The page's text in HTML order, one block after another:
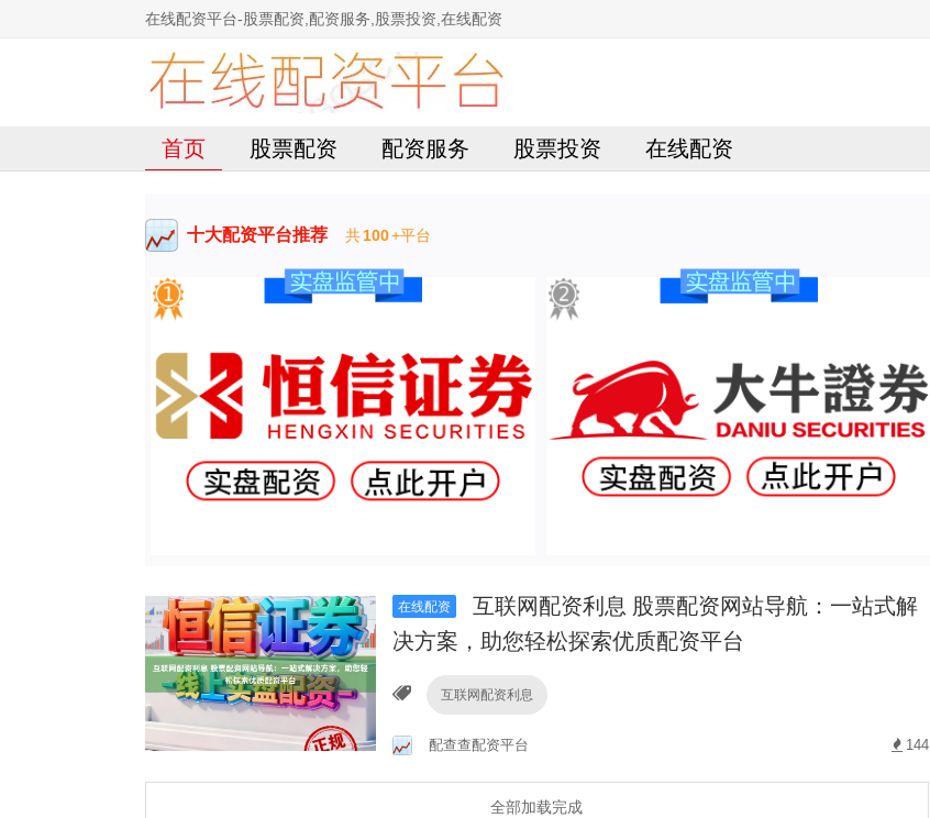
在线配资平台-股票配资,配资服务,股票投资,在线配资
首页 股票配资 配资服务 股票投资 在线配资
十大配资平台推荐 共100+平台
在线配资
互联网配资利息 股票配资网站导航：一站式解
决方案，助您轻松探索优质配资平台
互联网配资利息
配查查配资平台 144
全部加载完成